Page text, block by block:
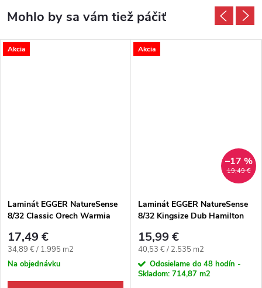
Akcia
Laminát EGGER NatureSense
8/32 Classic Orech Warmia
17,49 €
Jednotková cena:
34,89 € / 1.995 m2
Na objednávku
Akcia
19,49 €
–17 %
Laminát EGGER NatureSense
8/32 Kingsize Dub Hamilton
15,99 €
Jednotková cena:
40,53 € / 2.535 m2
Odosielame do 48 hodín -
Skladom: 714,87 m2